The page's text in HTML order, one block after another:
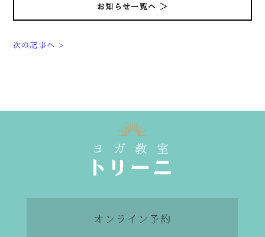
お知らせ一覧へ ＞
次の記事へ >
オンライン予約